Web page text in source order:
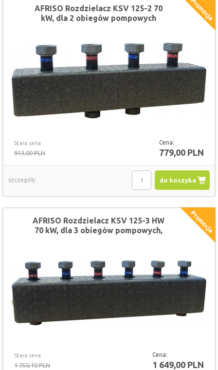
Stara cena
913,00 PLN
Cena:
779,00 PLN
AFRISO Rozdzielacz KSV 125-2 70
kW, dla 2 obiegów pompowych
do koszyka
szczegóły
Stara cena
1 750,10 PLN
Cena:
1 649,00 PLN
AFRISO Rozdzielacz KSV 125-3 HW
70 kW, dla 3 obiegów pompowych,